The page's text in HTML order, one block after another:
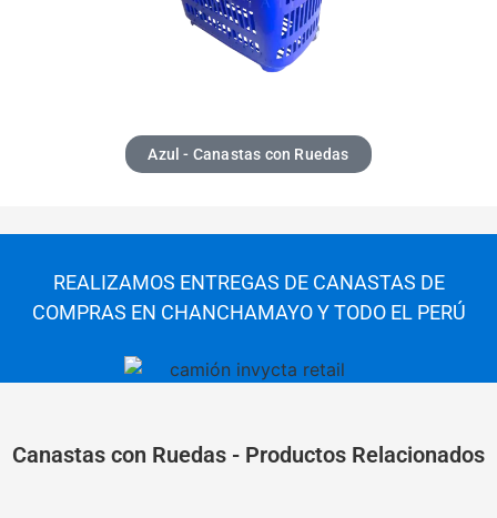
Azul - Canastas con Ruedas
REALIZAMOS ENTREGAS DE CANASTAS DE
COMPRAS EN CHANCHAMAYO Y TODO EL PERÚ
Canastas con Ruedas - Productos Relacionados